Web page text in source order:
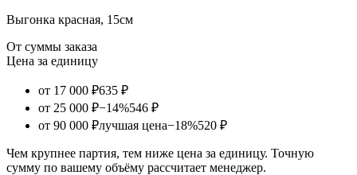
Выгонка красная, 15см
От суммы заказа
Цена за единицу
от 17 000 ₽635 ₽
от 25 000 ₽−14%546 ₽
от 90 000 ₽лучшая цена−18%520 ₽
Чем крупнее партия, тем ниже цена за единицу. Точную
сумму по вашему объёму рассчитает менеджер.